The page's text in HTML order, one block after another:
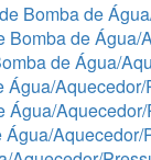
Bomba de
Bomba de
de Água/
Água/
Água/
Água/